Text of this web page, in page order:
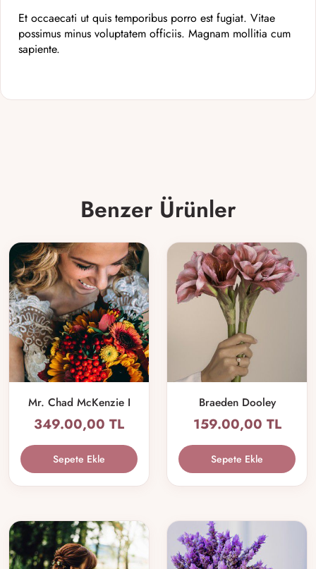
Et occaecati ut quis temporibus porro est fugiat. Vitae
possimus minus voluptatem officiis. Magnam mollitia cum
sapiente.
Benzer Ürünler
Mr. Chad McKenzie I
349.00,00 TL
Sepete Ekle
Braeden Dooley
159.00,00 TL
Sepete Ekle